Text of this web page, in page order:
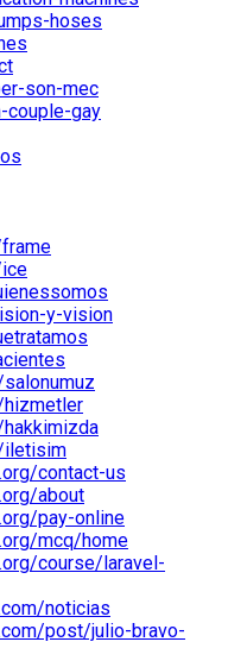
hoses
son-mec
couple-gay
y-vision
hizmetler
iletisim
contact-us
about
pay-online
mcq/home
course/laravel-
noticias
post/julio-bravo-